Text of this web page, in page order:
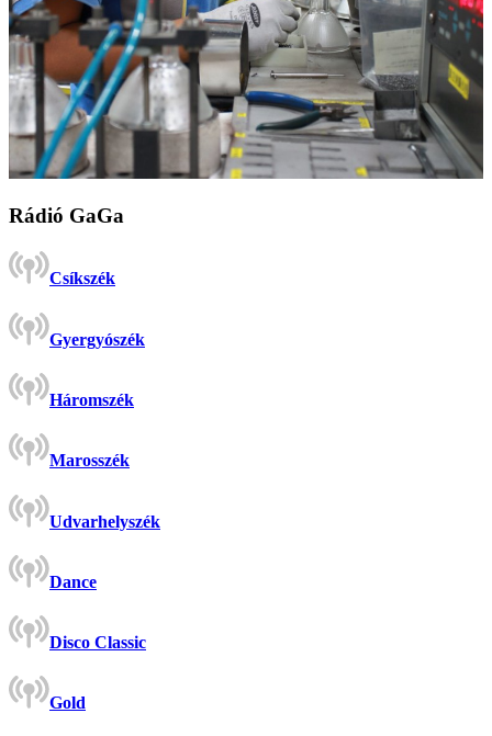
Rádió GaGa
Csíkszék
Gyergyószék
Háromszék
Marosszék
Udvarhelyszék
Dance
Disco Classic
Gold